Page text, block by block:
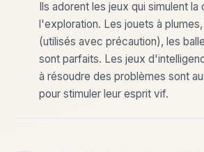
Ils adorent les jeux qui simulent la
l'exploration. Les jouets à
(utilisés avec précaution), les
sont parfaits. Les jeux
à résoudre des problèmes sont
pour stimuler leur esprit vif.